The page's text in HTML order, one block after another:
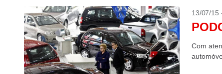
13/07/15
Com